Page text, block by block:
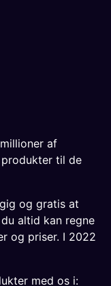
af
til de
og gratis at
altid kan regne
og priser. I 2022
med os i: